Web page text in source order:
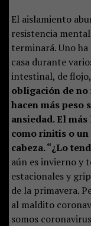
El aislamiento
resistencia
terminará. Uno ha
casa durante
intestinal, de
obligación de
hacen más peso
ansiedad. El
como rinitis o
cabeza. “¿Lo
aún es invierno y
estacionales y
de la primavera.
al maldito
somos